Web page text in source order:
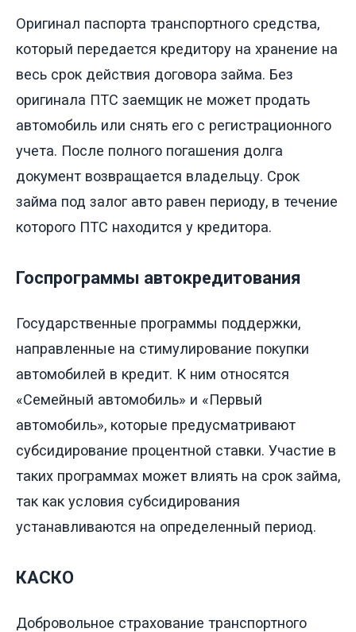
Оригинал паспорта транспортного средства,
который передается кредитору на хранение на
весь срок действия договора займа. Без
оригинала ПТС заемщик не может продать
автомобиль или снять его с регистрационного
учета. После полного погашения долга
документ возвращается владельцу. Срок
займа под залог авто равен периоду, в течение
которого ПТС находится у кредитора.
Госпрограммы автокредитования
Государственные программы поддержки,
направленные на стимулирование покупки
автомобилей в кредит. К ним относятся
«Семейный автомобиль» и «Первый
автомобиль», которые предусматривают
субсидирование процентной ставки. Участие в
таких программах может влиять на срок займа,
так как условия субсидирования
устанавливаются на определенный период.
КАСКО
Добровольное страхование транспортного